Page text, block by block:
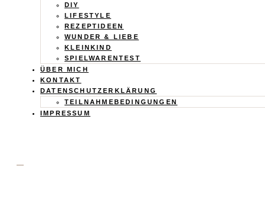
DIY
LIFESTYLE
REZEPTIDEEN
WUNDER & LIEBE
KLEINKIND
SPIELWARENTEST
ÜBER MICH
KONTAKT
DATENSCHUTZERKLÄRUNG
TEILNAHMEBEDINGUNGEN
IMPRESSUM